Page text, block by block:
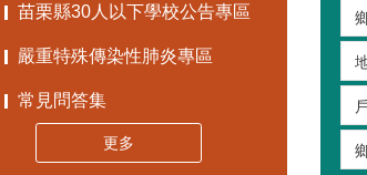
苗栗縣30人以下學校公告專區
嚴重特殊傳染性肺炎專區
常見問答集
更多